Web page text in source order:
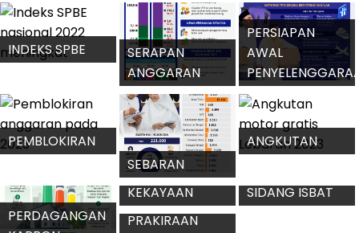
TIPS MEMBUAT
RESOLUSI
PENERIMAAN
IMIGRASI 2022
SENTUH REKOR
BARU
CATATAN
PENGEMBANGAN
WIRAUSAHA
IKM 2022
KUOTA HAJI
INDONESIA 2023
MENGANTISIPASI
INFLASI DAERAH
PADA AWAL
2023
TRANSAKSI
UANG
ELEKTRONIK
2022 MELEJIT
CAPAIAN
INVESTASI
PENINGKATAN
KEMAMPUAN
INDONESIA
MENGHADAPI
EKONOMI SAAT